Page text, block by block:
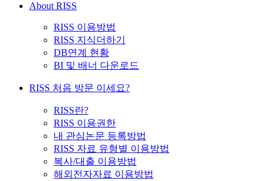
About RISS
RISS 이용방법
RISS 지식더하기
DB연계 현황
BI 및 배너 다운로드
RISS 처음 방문 이세요?
RISS란?
RISS 이용권한
내 관심논문 등록방법
RISS 자료 유형별 이용방법
복사/대출 이용방법
해외전자자료 이용방법